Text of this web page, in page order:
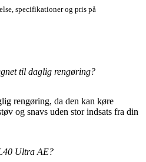
specifikationer og pris på
til daglig rengøring?
rengøring, da den kan køre
og snavs uden stor indsats fra din
Ultra AE?